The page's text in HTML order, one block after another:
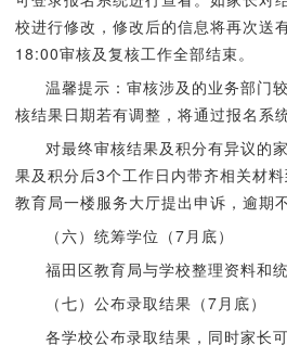
校进行修改，修改后的信息将再次送
18:00审核及复核工作全部结束。
温馨提示：审核涉及的业务部门
核结果日期若有调整，将通过报名系
对最终审核结果及积分有异议的
果及积分后3个工作日内带齐相关材
教育局一楼服务大厅提出申诉，逾期
（六）统筹学位（7月底）
福田区教育局与学校整理资料和统
（七）公布录取结果（7月底）
各学校公布录取结果，同时家长